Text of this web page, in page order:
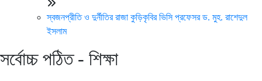
স্বজনপ্রীতি ও দুর্নীতির রাজা কুড়িকৃবির ভিসি প্রফেসর ড. মুহ. রাশেদুল
ইসলাম
সর্বোচ্চ পঠিত - শিক্ষা